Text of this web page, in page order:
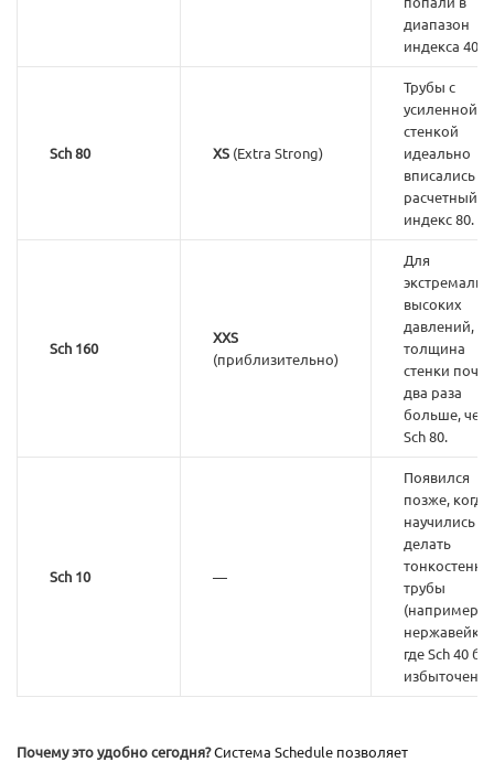
диапазон
индекса 40.
Sch 80 XS (Extra Strong)
Трубы с
усиленной
стенкой
идеально
вписались в
расчетный
индекс 80.
Sch 160
XXS
(приблизительно)
Для
высоких
давлений,
толщина
стенки
два раза
больше, чем
Sch 80.
Sch 10 —
Появился
позже, когда
научились
делать
трубы
(например,
где Sch 40
избыточен.
Почему это удобно сегодня?Система Schedule позволяет